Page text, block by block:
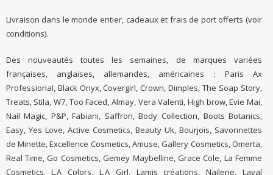
Livraison dans le monde entier, cadeaux et frais de port offerts (voir
conditions).
Des nouveautés toutes les semaines, de marques variées
françaises, anglaises, allemandes, américaines : Paris Ax
Professional, Black Onyx, Covergirl, Crown, Dimples, The Soap Story,
Treats, Stila, W7, Too Faced, Almay, Vera Valenti, High brow, Evie Mai,
Nail Magic, P&P, Fabiani, Saffron, Body Collection, Boots Botanics,
Easy, Yes Love, Active Cosmetics, Beauty Uk, Bourjois, Savonnettes
de Minette, Excellence Cosmetics, Amuse, Gallery Cosmetics, Omerta,
Real Time, Go Cosmetics, Gemey Maybelline, Grace Cole, La Femme
Cosmetics, L.A Colors, L.A Girl, Lamis créations, Nailene, Laval